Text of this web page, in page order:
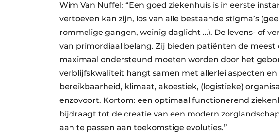
Wim Van Nuffel: “Een goed ziekenhuis is in eerste
vertoeven kan zijn, los van alle bestaande stigma’s
rommelige gangen, weinig daglicht …). De levens- of
van primordiaal belang. Zij bieden patiënten de meest
maximaal ondersteund moeten worden door het
verblijfskwaliteit hangt samen met allerlei aspecten
bereikbaarheid, klimaat, akoestiek, (logistieke)
enzovoort. Kortom: een optimaal functionerend
bijdraagt tot de creatie van een modern
aan te passen aan toekomstige evoluties.”